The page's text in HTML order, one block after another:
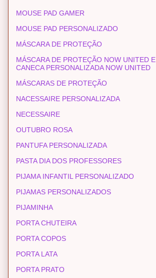
MOUSE PAD GAMER
MOUSE PAD PERSONALIZADO
MÁSCARA DE PROTEÇÃO
MÁSCARA DE PROTEÇÃO NOW UNITED E
CANECA PERSONALIZADA NOW UNITED
MÁSCARAS DE PROTEÇÃO
NACESSAIRE PERSONALIZADA
NECESSAIRE
OUTUBRO ROSA
PANTUFA PERSONALIZADA
PASTA DIA DOS PROFESSORES
PIJAMA INFANTIL PERSONALIZADO
PIJAMAS PERSONALIZADOS
PIJAMINHA
PORTA CHUTEIRA
PORTA COPOS
PORTA LATA
PORTA PRATO